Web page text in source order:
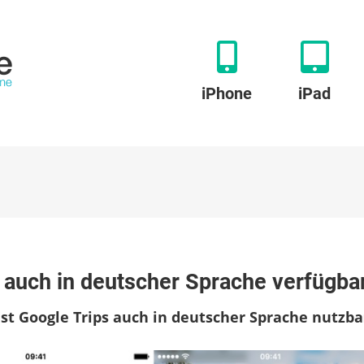
iPhone iPad
in deutscher Sprache
Google Trips auch in deutscher Sprache